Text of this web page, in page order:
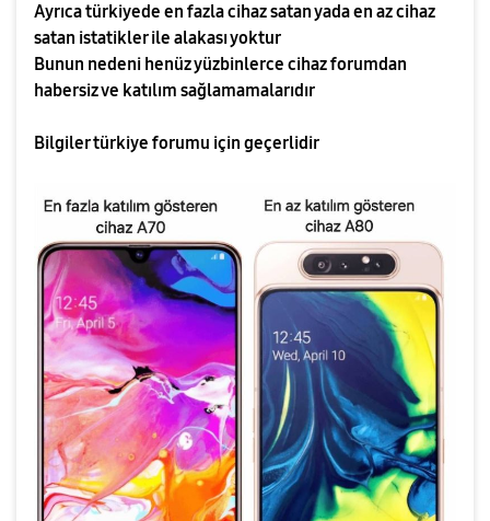
Ayrıca türkiyede en fazla cihaz satan yada en az cihaz
satan istatikler ile alakası yoktur
Bunun nedeni henüz yüzbinlerce cihaz forumdan
habersiz ve katılım sağlamamalarıdır
Bilgiler türkiye forumu için geçerlidir